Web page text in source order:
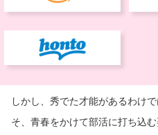
しかし、秀でた才能があるわけ
そ、青春をかけて部活に打ち込